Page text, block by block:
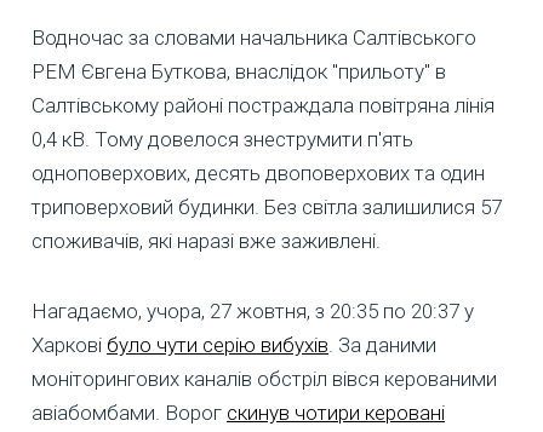
Водночас за словами начальника Салтівського
РЕМ Євгена Буткова, внаслідок "прильоту" в
Салтівському районі постраждала повітряна лінія
0,4 кВ. Тому довелося знеструмити п'ять
одноповерхових, десять двоповерхових та один
триповерховий будинки. Без світла залишилися 57
споживачів, які наразі вже заживлені.
Нагадаємо, учора, 27 жовтня, з 20:35 по 20:37 у
Харкові було чути серію вибухів. За даними
моніторингових каналів обстріл вівся керованими
авіабомбами. Ворог скинув чотири керовані